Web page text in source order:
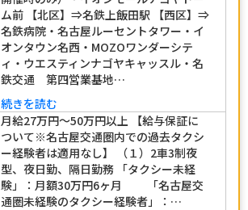
ム前 【北区】⇒名鉄上飯田駅 【西区】⇒
名鉄病院・名古屋ルーセントタワー・イ
オンタウン名西・MOZOワンダーシテ
ィ・ウエスティンナゴヤキャッスル・名
鉄交通 第四営業基地…
続きを読む
月給27万円～50万円以上 【給与保証に
ついて※名古屋交通圏内での過去タクシ
ー経験者は適用なし】 （１）2車3制夜
型、夜日勤、隔日勤務 「タクシー未経
験」：月額30万円6ヶ月 「名古屋交
通圏未経験のタクシー経験者」：…